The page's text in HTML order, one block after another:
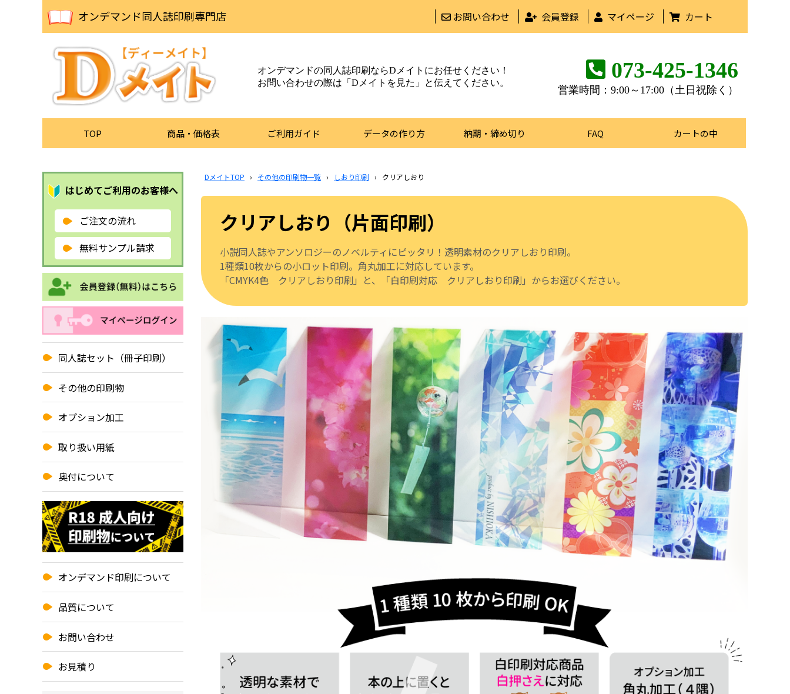
オンデマンド同人誌印刷専門店 お問い合わせ 会員登録 マイページ カート
オンデマンドの同人誌印刷ならDメイトにお任せください！
お問い合わせの際は「Dメイトを見た」と伝えてください。
073-425-1346
営業時間：9:00～17:00（土日祝除く）
TOP 商品・価格表 ご利用ガイド データの作り方 納期・締め切り FAQ カートの中
はじめてご利用のお客様へ
ご注文の流れ
無料サンプル請求
同人誌セット（冊子印刷）
その他の印刷物
オプション加工
取り扱い用紙
奥付について
オンデマンド印刷について
品質について
お問い合わせ
お見積り
DメイトTOP › その他の印刷物一覧 › しおり印刷 › クリアしおり
クリアしおり（片面印刷）
小説同人誌やアンソロジーのノベルティにピッタリ！透明素材のクリアしおり印刷。
1種類10枚からの小ロット印刷。角丸加工に対応しています。
「CMYK4色 クリアしおり印刷」と、「白印刷対応 クリアしおり印刷」からお選びください。